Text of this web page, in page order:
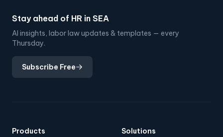
Stay ahead of HR in SEA
AI insights, labor law updates & templates — every
Thursday.
Subscribe Free
Products Solutions